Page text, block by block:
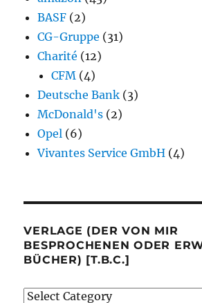
BASF (2)
CG-Gruppe (31)
Charité (12)
CFM (4)
Deutsche Bank (3)
McDonald's (2)
Opel (6)
Vivantes Service GmbH (4)
VERLAGE (DER VON MIR
BESPROCHENEN ODER
BÜCHER) [T.B.C.]
Verlage